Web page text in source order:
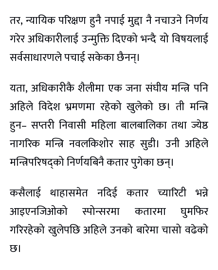
तर, न्यायिक परिक्षण हुनै नपाई मुद्दा नै नचाउने निर्णय
गरेर अधिकारीलाई उन्मुक्ति दिएको भन्दै यो विषयलाई
सर्वसाधारणले पचाई सकेका छैनन्।
यता, अधिकारीकै शैलीमा एक जना संघीय मन्त्रि पनि
अहिले विदेश भ्रमणमा रहेको खुलेको छ। ती मन्त्रि
हुन– सप्तरी निवासी महिला बालबालिका तथा ज्येष्ठ
नागरिक मन्त्रि नवलकिशोर साह सुडी। उनी अहिले
मन्त्रिपरिषद्को निर्णयबिनै कतार पुगेका छन्।
कसैलाई थाहासमेत नदिई कतार च्यारिटी भन्ने
आइएनजिओको स्पोन्सरमा कतारमा घुमफिर
गरिरहेको खुलेपछि अहिले उनको बारेमा चासो वढेको
छ।